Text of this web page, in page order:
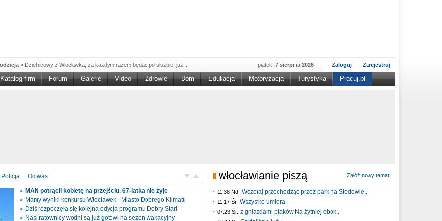
» Dzielnicowy z Włocławka, za każdym razem będąc po służbie, już...
w NGO'»Ruszył nabór w konkursie „Wsparcie Organizacji Wolontariatu w NGO –
» Od czerwca rozpoczął się nowy okres świadczeniowy 800 plus, który
» Policjanci ruchu drogowego przeprowadzili na drogach Włocławka i
Zaloguj Zarejestruj
piątek, 7 sierpnia 2026
Katalog firm Forum Galerie Video Zdrowie Dom Edukacja Motoryzacja Turystyka Pracuj.pl
Policja Od was
MAN potrącił kobietę na przejściu. 67-latka nie żyje
Mamy wyniki konkursu Włocławek - Miasto Dobrego Klimatu
Dziś rozpoczęła się kolejna edycja programu Dobry Start
Nasi ratownicy wodni są już gotowi na sezon wakacyjny
włocławianie piszą Załóż nowy temat
11:38 Nd. Wczoraj przechodząc przez park na Słodowie..
11:17 Śr. Wszystko umiera
07:23 Śr. z gniazdami ptaków Na żytniej obok..